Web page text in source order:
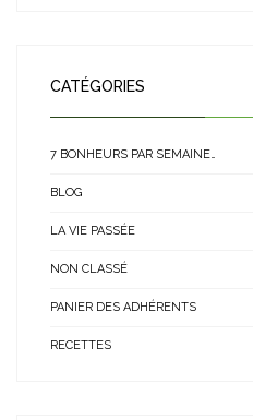
CATÉGORIES
7 BONHEURS PAR SEMAINE…
BLOG
LA VIE PASSÉE
NON CLASSÉ
PANIER DES ADHÉRENTS
RECETTES